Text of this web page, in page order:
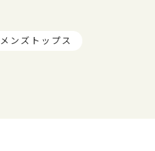
メンズトップス